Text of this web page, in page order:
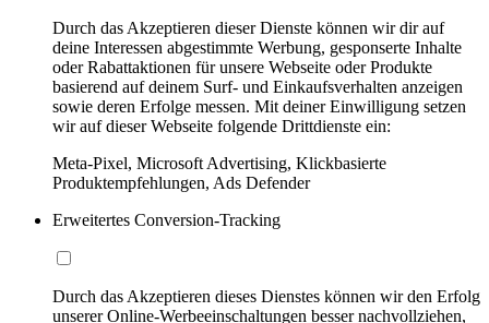
Durch das Akzeptieren dieser Dienste können wir dir auf
deine Interessen abgestimmte Werbung, gesponserte Inhalte
oder Rabattaktionen für unsere Webseite oder Produkte
basierend auf deinem Surf- und Einkaufsverhalten anzeigen
sowie deren Erfolge messen. Mit deiner Einwilligung setzen
wir auf dieser Webseite folgende Drittdienste ein:
Meta-Pixel, Microsoft Advertising, Klickbasierte
Produktempfehlungen, Ads Defender
Erweitertes Conversion-Tracking
Durch das Akzeptieren dieses Dienstes können wir den Erfolg
unserer Online-Werbeeinschaltungen besser nachvollziehen,